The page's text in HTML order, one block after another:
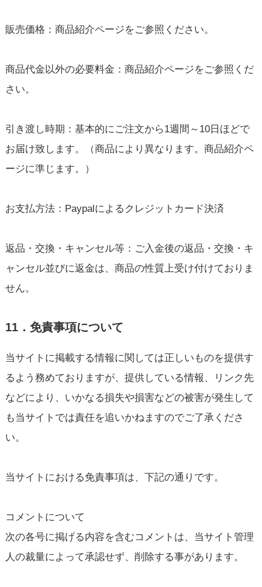
販売価格：商品紹介ページをご参照ください。
商品代金以外の必要料金：商品紹介ページをご参照くだ
さい。
引き渡し時期：基本的にご注文から1週間～10日ほどで
お届け致します。（商品により異なります。商品紹介ペ
ージに準じます。）
お支払方法：Paypalによるクレジットカード決済
返品・交換・キャンセル等：ご入金後の返品・交換・キ
ャンセル並びに返金は、商品の性質上受け付けておりま
せん。
11．免責事項について
当サイトに掲載する情報に関しては正しいものを提供す
るよう務めておりますが、提供している情報、リンク先
などにより、いかなる損失や損害などの被害が発生して
も当サイトでは責任を追いかねますのでご了承くださ
い。
当サイトにおける免責事項は、下記の通りです。
コメントについて
次の各号に掲げる内容を含むコメントは、当サイト管理
人の裁量によって承認せず、削除する事があります。